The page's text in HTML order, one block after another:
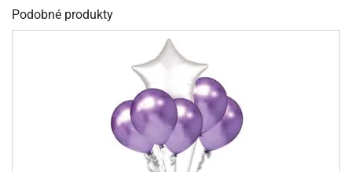
Podobné produkty